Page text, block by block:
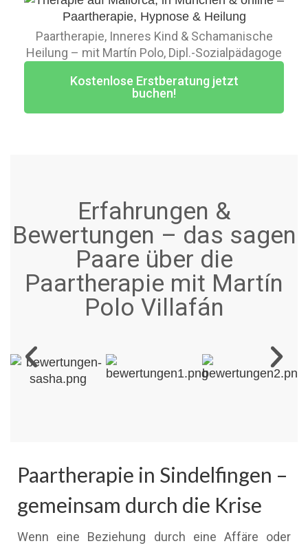
Paartherapie, Inneres Kind & Schamanische
Heilung – mit Martín Polo, Dipl.-Sozialpädagoge
Kostenlose Erstberatung jetzt
buchen!
Erfahrungen &
Bewertungen – das sagen
Paare über die
Paartherapie mit Martín
Polo Villafán
Paartherapie in Sindelfingen –
gemeinsam durch die Krise
Wenn eine Beziehung durch eine Affäre oder